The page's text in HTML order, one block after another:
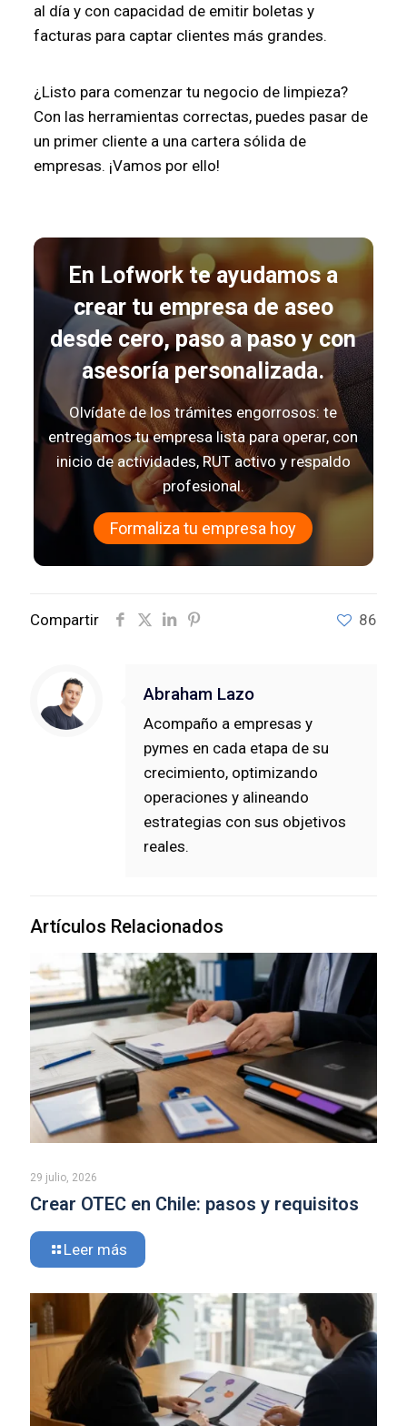
al día y con capacidad de emitir boletas y
facturas para captar clientes más grandes.
¿Listo para comenzar tu negocio de limpieza?
Con las herramientas correctas, puedes pasar de
un primer cliente a una cartera sólida de
empresas. ¡Vamos por ello!
En Lofwork te ayudamos a
crear tu empresa de aseo
desde cero, paso a paso y con
asesoría personalizada.
Olvídate de los trámites engorrosos: te
entregamos tu empresa lista para operar, con
inicio de actividades, RUT activo y respaldo
profesional.
Formaliza tu empresa hoy
Compartir 86
Abraham Lazo
Acompaño a empresas y
pymes en cada etapa de su
crecimiento, optimizando
operaciones y alineando
estrategias con sus objetivos
reales.
Artículos Relacionados
29 julio, 2026
Crear OTEC en Chile: pasos y requisitos
Leer más